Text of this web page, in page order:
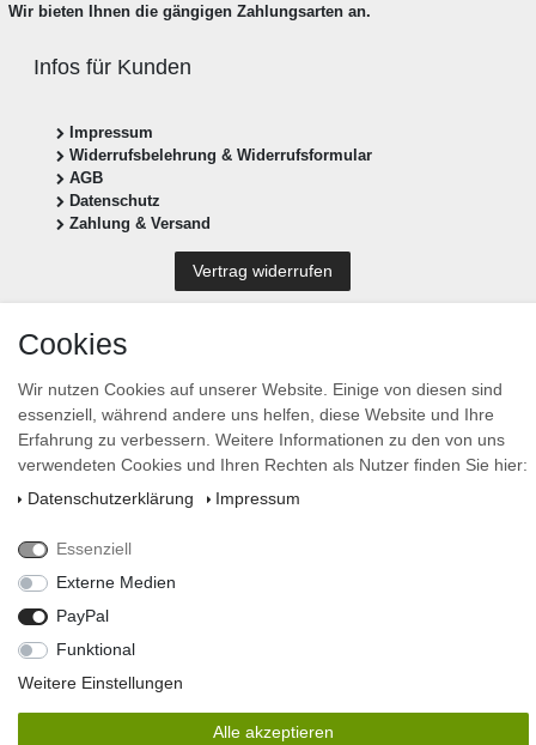
Wir bieten Ihnen die gängigen Zahlungsarten an.
Infos für Kunden
Impressum
Widerrufsbelehrung & Widerrufsformular
AGB
Datenschutz
Zahlung & Versand
Vertrag widerrufen
Newsletter
Honig
Hiermit bestätige ich, dass ich dieDaten­schutz­erklärunggelesen habe. Meine Einwilligung
kann ich jederzeit widerrufen.**
Abonnieren
Cookies
Wir nutzen Cookies auf unserer Website. Einige von diesen sind
essenziell, während andere uns helfen, diese Website und Ihre
Erfahrung zu verbessern. Weitere Informationen zu den von uns
verwendeten Cookies und Ihren Rechten als Nutzer finden Sie hier:
Daten­schutz­erklärung
Impressum
Essenziell
Externe Medien
PayPal
Funktional
Weitere Einstellungen
Alle akzeptieren